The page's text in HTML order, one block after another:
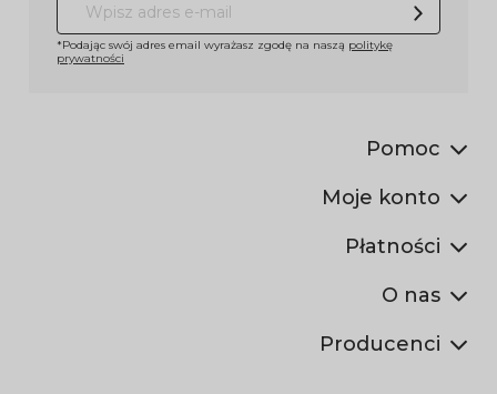
*Podając swój adres email wyrażasz zgodę na naszą politykę
prywatności
Pomoc
Moje konto
Płatności
O nas
Producenci